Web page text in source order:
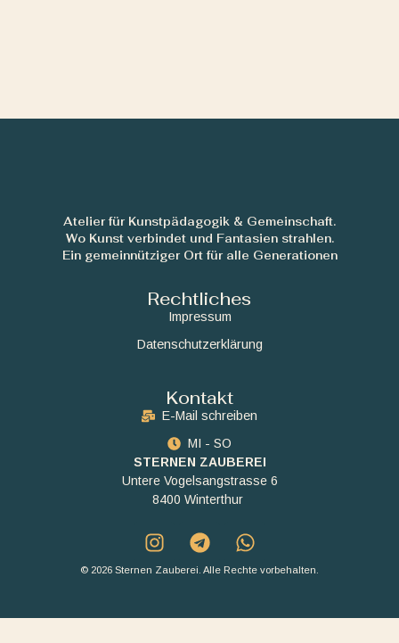
Atelier für Kunstpädagogik & Gemeinschaft.
Wo Kunst verbindet und Fantasien strahlen.
Ein gemeinnütziger Ort für alle Generationen
Rechtliches
Impressum
Datenschutzerklärung
Kontakt
E-Mail schreiben
MI - SO
STERNEN ZAUBEREI
Untere Vogelsangstrasse 6
8400 Winterthur
© 2026 Sternen Zauberei. Alle Rechte vorbehalten.